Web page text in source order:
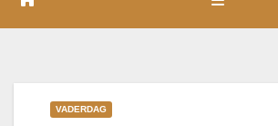
VADERDAG